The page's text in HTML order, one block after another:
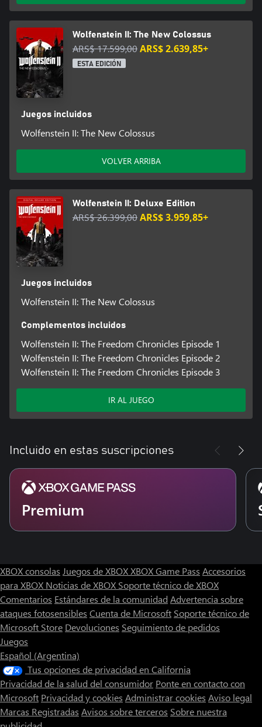
Wolfenstein II: The New Colossus
ARS$ 17.599,00ARS$ 2.639,85+
ESTA EDICIÓN
Juegos incluidos
Wolfenstein II: The New Colossus
VOLVER ARRIBA
Wolfenstein II: Deluxe Edition
ARS$ 26.399,00ARS$ 3.959,85+
Juegos incluidos
Wolfenstein II: The New Colossus
Complementos incluidos
Wolfenstein II: The Freedom Chronicles Episode 1
Wolfenstein II: The Freedom Chronicles Episode 2
Wolfenstein II: The Freedom Chronicles Episode 3
IR AL JUEGO
Incluido en estas suscripciones
Premium
XBOX consolas Juegos de XBOXXBOX Game Pass Accesorios
para XBOX Noticias de XBOX Soporte técnico de XBOX
Comentarios Estándares de la comunidad Advertencia sobre
ataques fotosensibles Cuenta de Microsoft Soporte técnico de
Microsoft Store Devoluciones Seguimiento de pedidos
Juegos
Español (Argentina)
Tus opciones de privacidad en California
Privacidad de la salud del consumidor Ponte en contacto con
Microsoft Privacidad y cookies Administrar cookies Aviso legal
Marcas Registradas Avisos sobre terceros Sobre nuestra